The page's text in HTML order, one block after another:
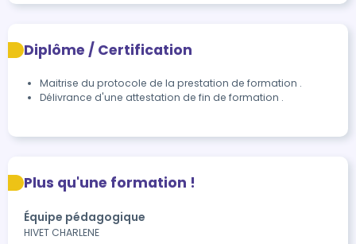
Diplôme / Certification
Maitrise du protocole de la prestation de formation .
Délivrance d'une attestation de fin de formation .
Plus qu'une formation !
Équipe pédagogique
HIVET CHARLENE